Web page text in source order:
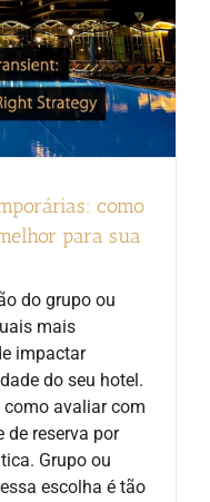
como
para sua
do grupo ou
mais
impactar
do seu hotel.
como avaliar com
reserva por
Grupo ou
escolha é tão